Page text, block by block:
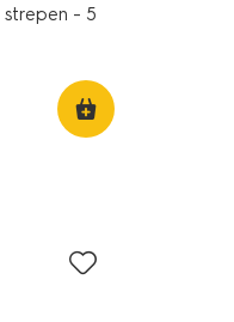
strepen - 5